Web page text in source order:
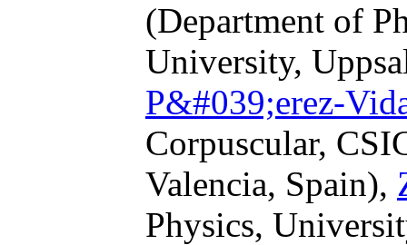
(Department of
University,
P&#039;erez-
Corpuscular,
Valencia, Spain),
Physics,